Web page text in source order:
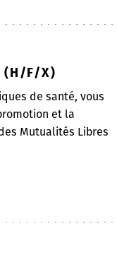
(H/F/X)
de santé, vous
et la
Mutualités Libres